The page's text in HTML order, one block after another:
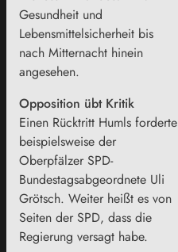
Gesundheit und
Lebensmittelsicherheit bis
nach Mitternacht hinein
angesehen.
Opposition übt Kritik
Einen Rücktritt Humls forderte
beispielsweise der
Oberpfälzer SPD-
Bundestagsabgeordnete Uli
Grötsch. Weiter heißt es von
Seiten der SPD, dass die
Regierung versagt habe.